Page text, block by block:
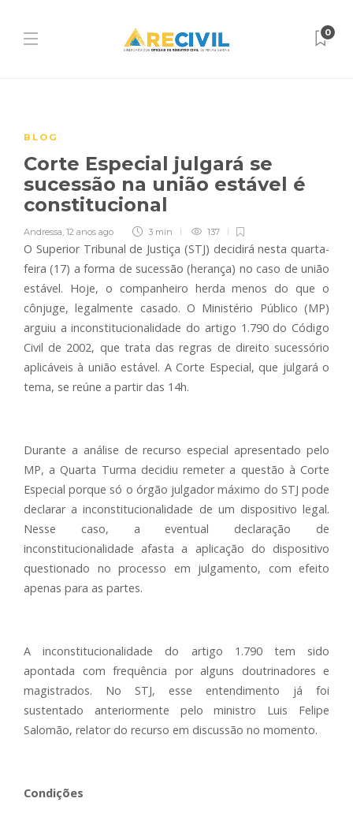
0
BLOG
Corte Especial julgará se
sucessão na união estável é
constitucional
Andressa, 12 anos ago 3 min 137
O Superior Tribunal de Justiça (STJ) decidirá nesta quarta-
feira (17) a forma de sucessão (herança) no caso de união
estável. Hoje, o companheiro herda menos do que o
cônjuge, legalmente casado. O Ministério Público (MP)
arguiu a inconstitucionalidade do artigo 1.790 do Código
Civil de 2002, que trata das regras de direito sucessório
aplicáveis à união estável. A Corte Especial, que julgará o
tema, se reúne a partir das 14h.
Durante a análise de recurso especial apresentado pelo
MP, a Quarta Turma decidiu remeter a questão à Corte
Especial porque só o órgão julgador máximo do STJ pode
declarar a inconstitucionalidade de um dispositivo legal.
Nesse caso, a eventual declaração de
inconstitucionalidade afasta a aplicação do dispositivo
questionado no processo em julgamento, com efeito
apenas para as partes.
A inconstitucionalidade do artigo 1.790 tem sido
apontada com frequência por alguns doutrinadores e
magistrados. No STJ, esse entendimento já foi
sustentado anteriormente pelo ministro Luis Felipe
Salomão, relator do recurso em discussão no momento.
Condições